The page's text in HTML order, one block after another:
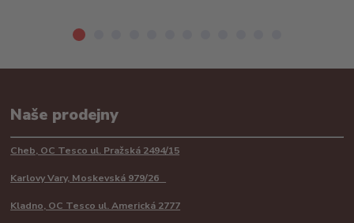
Naše prodejny
Cheb, OC Tesco ul. Pražská 2494/15
Karlovy Vary, Moskevská 979/26
Kladno, OC Tesco ul. Americká 2777